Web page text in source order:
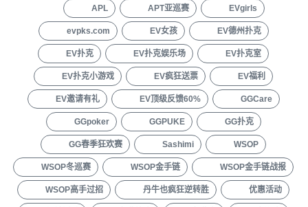
APL APT亚巡赛 EVgirls
evpks.com EV女孩 EV德州扑克
EV扑克 EV扑克娱乐场 EV扑克室
EV扑克小游戏 EV疯狂送票 EV福利
EV邀请有礼 EV顶级反馈60% GGCare
GGpoker GGPUKE GG扑克
GG春季狂欢赛 Sashimi WSOP
WSOP冬巡赛 WSOP金手链 WSOP金手链战报
WSOP高手过招 丹牛也疯狂逆转胜 优惠活动